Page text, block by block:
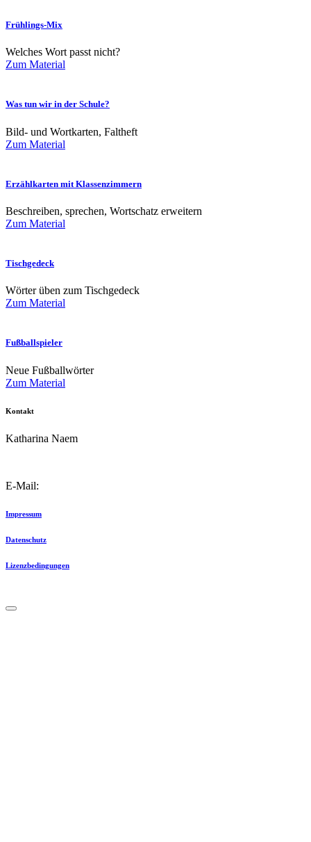
Frühlings-Mix
Welches Wort passt nicht?
Zum Material
Was tun wir in der Schule?
Bild- und Wortkarten, Faltheft
Zum Material
Erzählkarten mit Klassenzimmern
Beschreiben, sprechen, Wortschatz erweitern
Zum Material
Tischgedeck
Wörter üben zum Tischgedeck
Zum Material
Fußballspieler
Neue Fußballwörter
Zum Material
Kontakt
Katharina Naem
E-Mail:
Impressum
Datenschutz
Lizenzbedingungen